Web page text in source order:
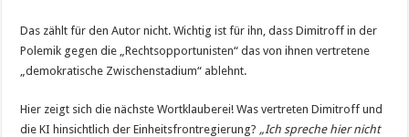
Das zählt für den Autor nicht. Wichtig ist für ihn, dass Dimitroff in der
Polemik gegen die „Rechtsopportunisten“ das von ihnen vertretene
„demokratische Zwischenstadium“ ablehnt.
Hier zeigt sich die nächste Wortklauberei! Was vertreten Dimitroff und
die KI hinsichtlich der Einheitsfrontregierung? „Ich spreche hier nicht